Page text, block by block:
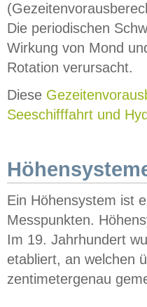
Die periodischen
Wirkung von Mond
Rotation verursacht.
Diese
Seeschifffahrt und
Ein Höhensystem ist
Messpunkten.
Im 19. Jahrhundert
etabliert, an welchen
zentimetergenau